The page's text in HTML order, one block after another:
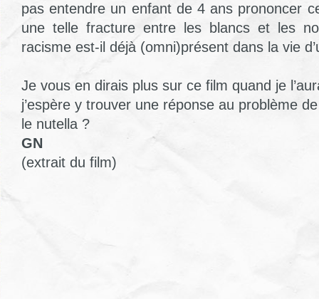
pas entendre un enfant de 4 ans prononcer
une telle fracture entre les blancs et les
racisme est-il déjà (omni)présent dans la vie
Je vous en dirais plus sur ce film quand je
j’espère y trouver une réponse au problème
le nutella ?
GN
(extrait du film)